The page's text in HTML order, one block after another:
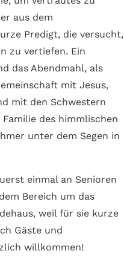
aus dem
Predigt, die versucht,
zu vertiefen. Ein
das Abendmahl, als
mit Jesus,
mit den Schwestern
des himmlischen
unter dem Segen in
einmal an Senioren
Bereich um das
weil für sie kurze
Gäste und
willkommen!